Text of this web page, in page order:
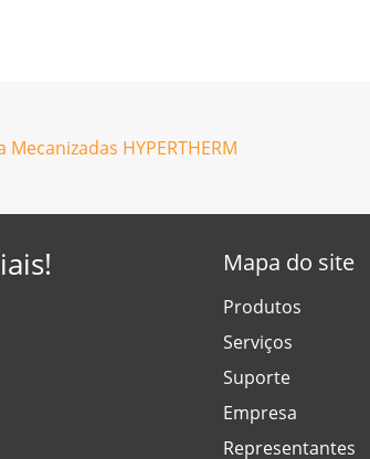
HYPERTHERM
Brasil
Grupo Baw Brasil
Mapa do site
Produtos
Serviços
Suporte
Empresa
Representantes